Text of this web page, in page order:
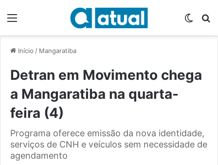
Início / Mangaratiba
Detran em Movimento chega
a Mangaratiba na quarta-
feira (4)
Programa oferece emissão da nova identidade,
serviços de CNH e veículos sem necessidade de
agendamento